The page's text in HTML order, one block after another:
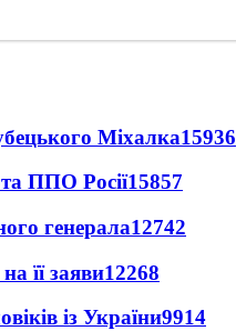
Міхалка15936
ППО Росії15857
генерала12742
її заяви12268
із України9914